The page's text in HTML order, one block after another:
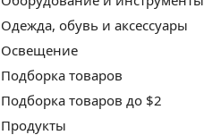
Одежда, обувь и аксессуары
Освещение
Подборка товаров
Подборка товаров до $2
Продукты